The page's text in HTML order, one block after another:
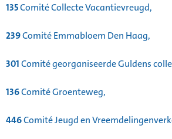
135Comité Collecte Vacantievreugd,
239Comité Emmabloem Den Haag,
301Comité georganiseerde Guldens
136Comité Groenteweg,
446Comité Jeugd en